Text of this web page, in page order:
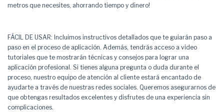
metros que necesites, ahorrando tiempo y dinero!
FÁCIL DE USAR: Incluimos instructivos detallados que te guiarán paso a
paso en el proceso de aplicación. Además, tendrás acceso a video
tutoriales que te mostrarán técnicas y consejos para lograr una
aplicación profesional. Si tienes alguna pregunta o duda durante el
proceso, nuestro equipo de atención al cliente estará encantado de
ayudarte a través de nuestras redes sociales. Queremos asegurarnos de
que obtengas resultados excelentes y disfrutes de una experiencia sin
complicaciones.